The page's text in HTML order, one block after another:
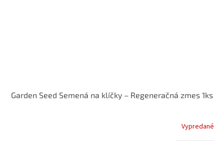
Garden Seed Semená na klíčky – Regeneračná zmes 1ks
Vypredané